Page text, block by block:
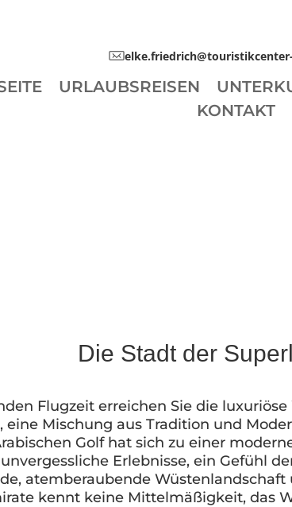
URLAUBSREISEN
KONTAKT
Die Stadt der
Flugzeit erreichen Sie die
eine Mischung aus Tradition und
Golf hat sich zu einer
Erlebnisse, ein Gefühl
atemberaubende
kennt keine Mittelmäßigkeit, das